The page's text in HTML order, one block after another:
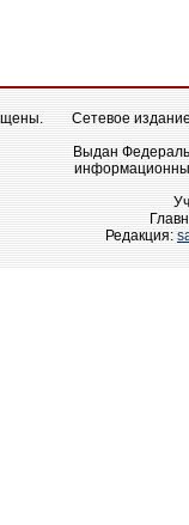
Сетевое
Выдан
Редакция: